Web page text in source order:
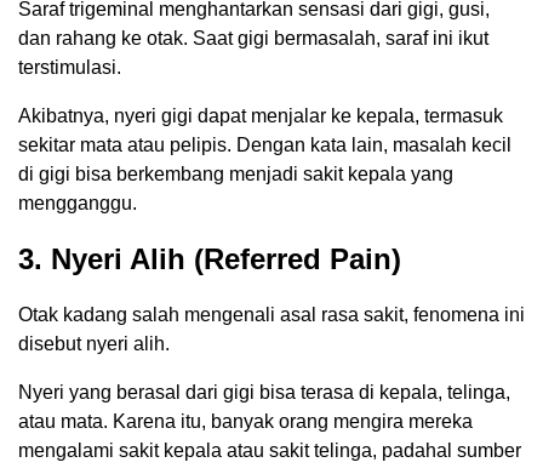
Saraf trigeminal menghantarkan sensasi dari gigi, gusi,
dan rahang ke otak. Saat gigi bermasalah, saraf ini ikut
terstimulasi.
Akibatnya, nyeri gigi dapat menjalar ke kepala, termasuk
sekitar mata atau pelipis. Dengan kata lain, masalah kecil
di gigi bisa berkembang menjadi sakit kepala yang
mengganggu.
3. Nyeri Alih (Referred Pain)
Otak kadang salah mengenali asal rasa sakit, fenomena ini
disebut nyeri alih.
Nyeri yang berasal dari gigi bisa terasa di kepala, telinga,
atau mata. Karena itu, banyak orang mengira mereka
mengalami sakit kepala atau sakit telinga, padahal sumber